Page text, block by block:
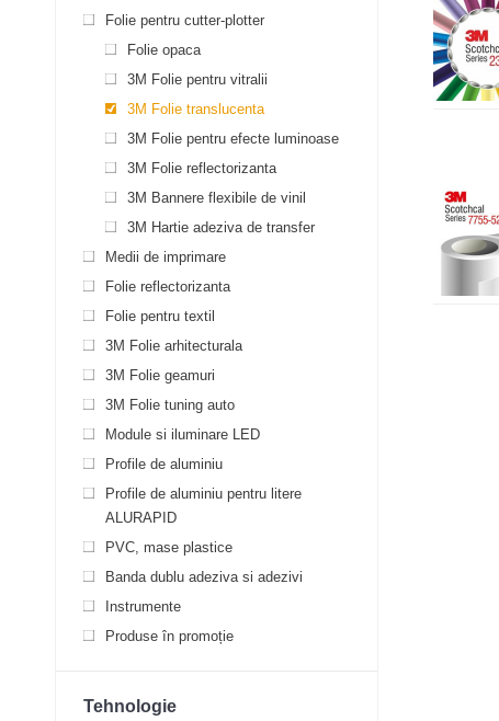
Folie pentru cutter-plotter
Folie opaca
3M Folie pentru vitralii
3M Folie translucenta
3M Folie pentru efecte luminoase
3M Folie reflectorizanta
3M Bannere flexibile de vinil
3M Hartie adeziva de transfer
Medii de imprimare
Folie reflectorizanta
Folie pentru textil
3M Folie arhitecturala
3M Folie geamuri
3M Folie tuning auto
Module si iluminare LED
Profile de aluminiu
Profile de aluminiu pentru litere
ALURAPID
PVC, mase plastice
Banda dublu adeziva si adezivi
Instrumente
Produse în promoție
Tehnologie